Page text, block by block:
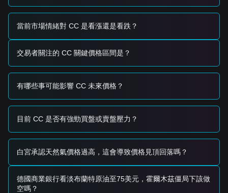
zones（可能測試更低流動性區域）。
保守型投資者
• 等待 Canton 價格回調至$0.0105支撐區域後分批進場。
• 或者，等待確認突破並在
順勢跟進。
趨勢型投資者
情景下的下一個目標價估計為$0.0165
• 只要市場保持在$0.0095結構支撐位之上，長期上升軌跡依
然完好，允許在回調期間逐步積累。
市場洞察
從短期來看，Canton 過去 7 天表現出區間震盪的價格結構，
市場情緒整體保持謹慎 。交易者大多在等待基本面催化劑或從
當前波動率擠壓中清晰突破。
市場展望
樂觀情景：突破
當前市場情緒對 CC 是看漲還是看跌？
交易者關注的 CC 關鍵價格區間是？
有哪些事可能影響 CC 未來價格？
目前 CC 是否有強勁買盤或賣盤壓力？
白宮承認天然氣價格過高，這會導致價格見頂回落嗎？
德國商業銀行看淡布蘭特原油至75美元，霍爾木茲僵局下該做
空嗎？